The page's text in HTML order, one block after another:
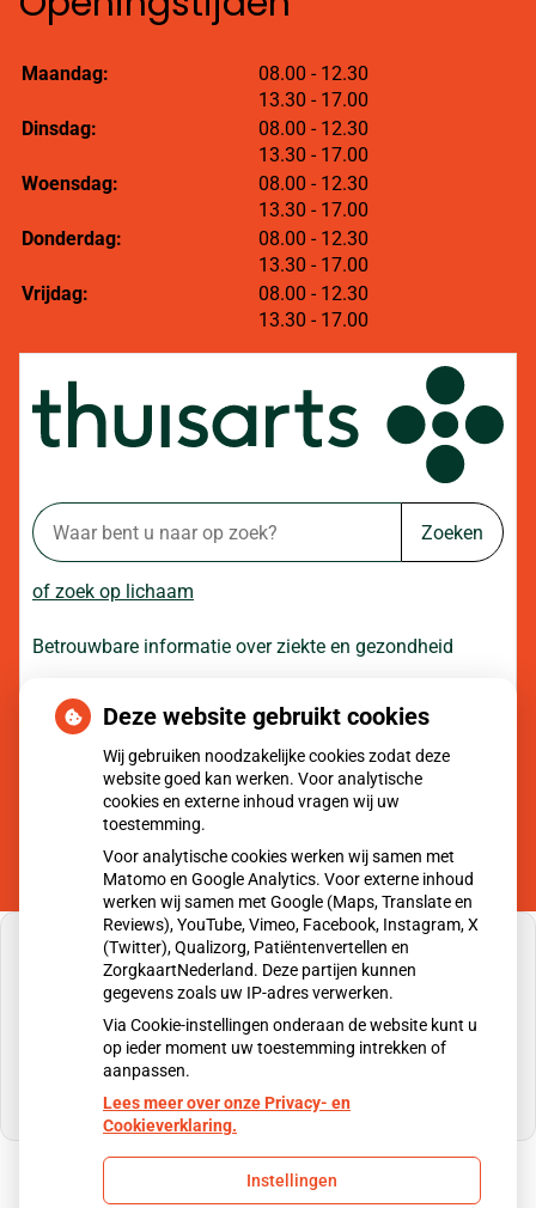
Maandag: 08.00 tot
- 12.30
13.30 tot
- 17.00
Dinsdag:
08.00 tot
- 12.30
13.30 tot
- 17.00
Woensdag:
08.00 tot
- 12.30
13.30 tot
- 17.00
Donderdag:
08.00 tot
- 12.30
13.30 tot
- 17.00
Vrijdag:
08.00 tot
- 12.30
13.30 tot
- 17.00
Zoeken
of zoek op lichaam
Betrouwbare informatie over ziekte en gezondheid
Moet ik naar de dokter?
U heeft geen toestemming gegeven voor
externe inhoud die nodig is om dit te zien.
Cookie-instellingen wijzigen
Deze website gebruikt cookies
Wij gebruiken noodzakelijke cookies zodat deze
website goed kan werken. Voor analytische
cookies en externe inhoud vragen wij uw
toestemming.
Voor analytische cookies werken wij samen met
Matomo en Google Analytics. Voor externe inhoud
werken wij samen met Google (Maps, Translate en
Reviews), YouTube, Vimeo, Facebook, Instagram, X
(Twitter), Qualizorg, Patiëntenvertellen en
ZorgkaartNederland. Deze partijen kunnen
gegevens zoals uw IP-adres verwerken.
Via Cookie-instellingen onderaan de website kunt u
op ieder moment uw toestemming intrekken of
aanpassen.
Lees meer over onze Privacy- en
Cookieverklaring.
Instellingen